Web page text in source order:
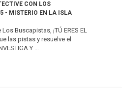
CON LOS
- MISTERIO EN LA ISLA
Buscapistas, ¡TÚ ERES EL
las pistas y resuelve el
Y ...